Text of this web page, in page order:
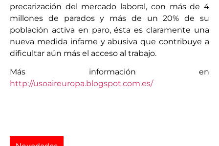
precarización del mercado laboral, con más de 4
millones de parados y más de un 20% de su
población activa en paro, ésta es claramente una
nueva medida infame y abusiva que contribuye a
dificultar aún más el acceso al trabajo.
Más información en
http://usoaireuropa.blogspot.com.es/